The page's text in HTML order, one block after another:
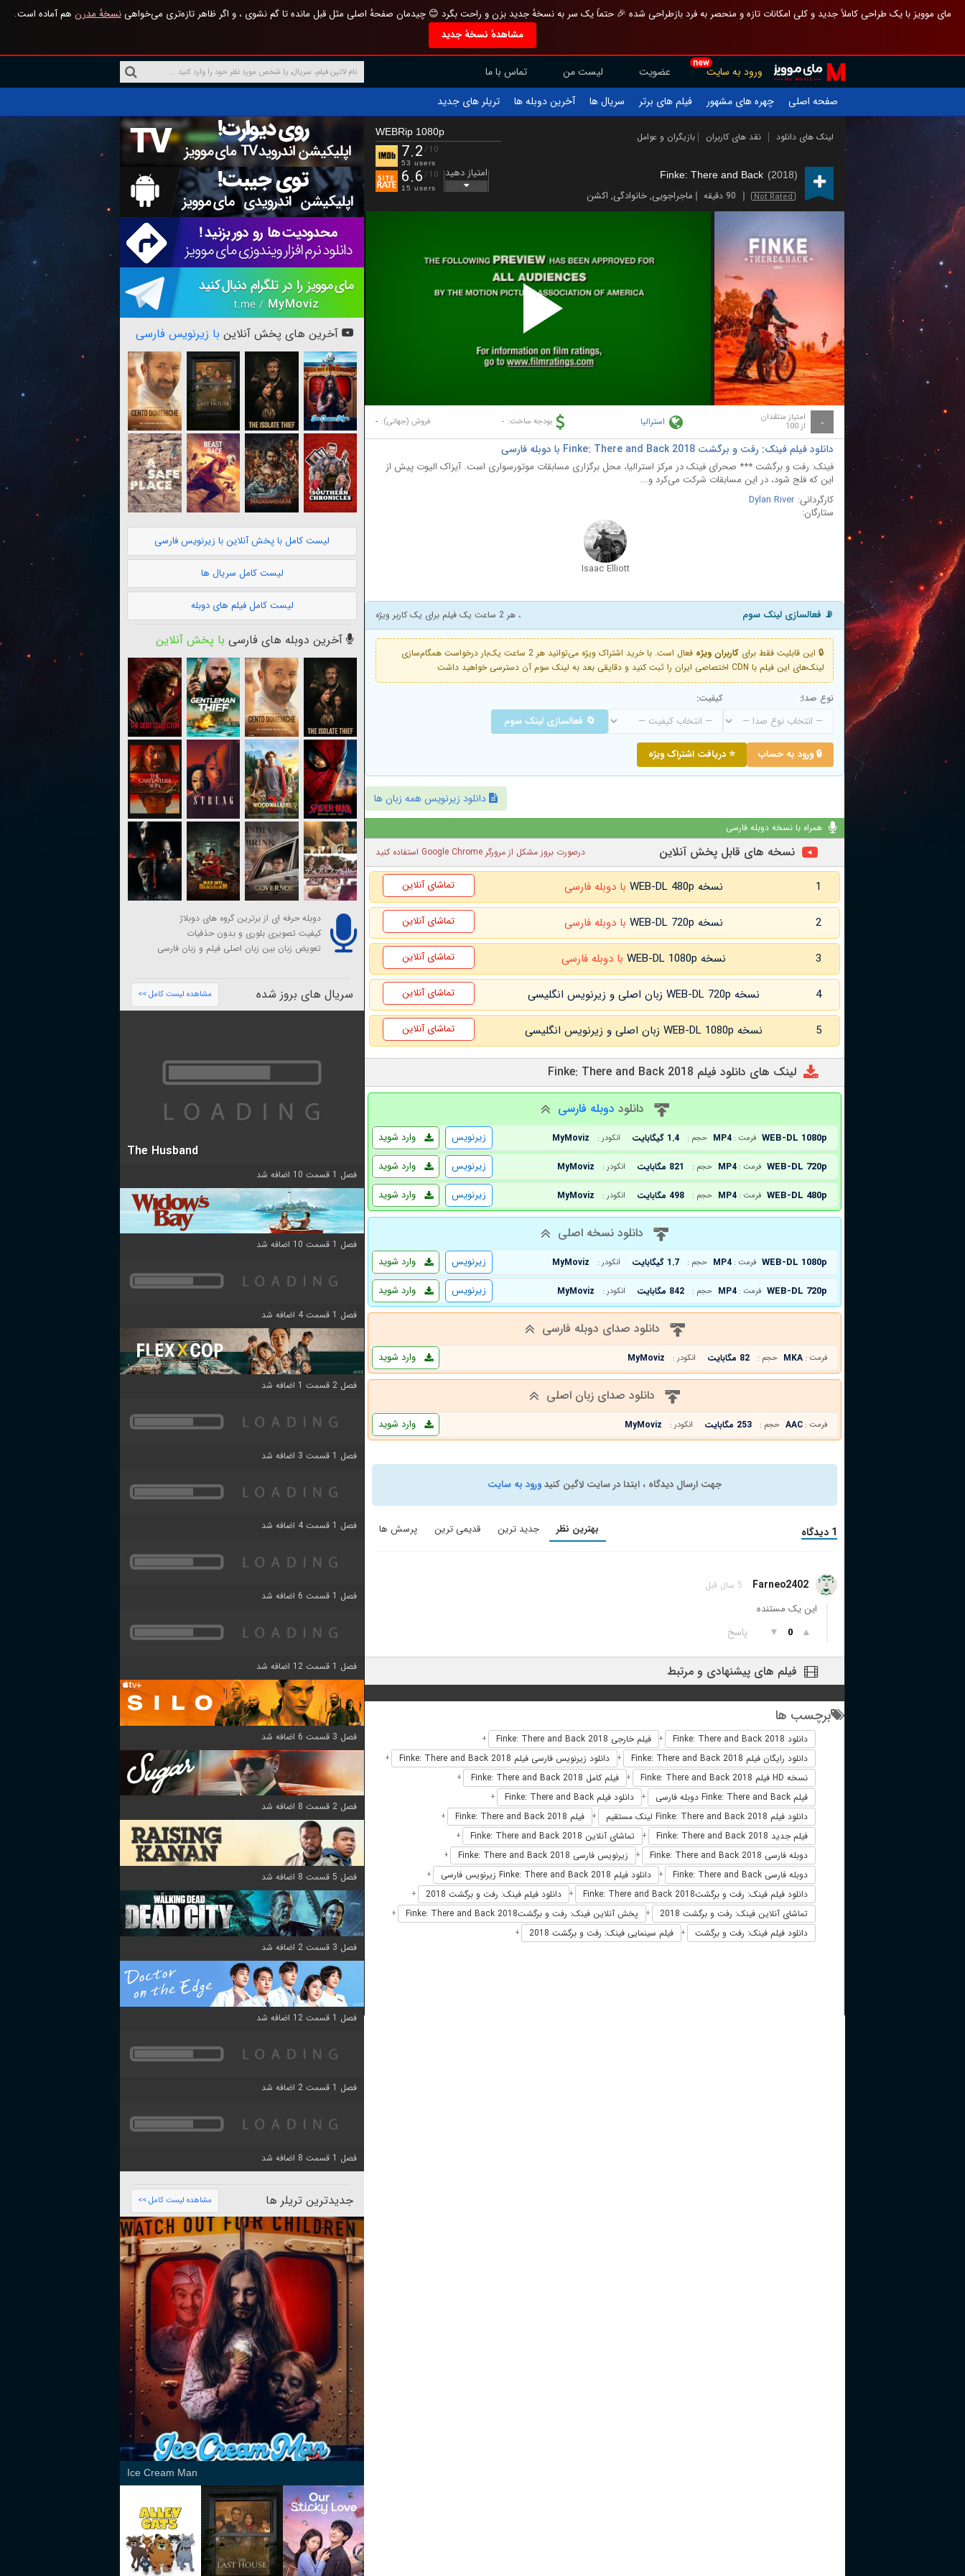
مای موویز با یک طراحی کاملاً جدید و کلی امکانات تازه و منحصر به فرد بازطراحی شده 🎉 حتماً یک سر به نسخهٔ جدید بزن و راحت بگرد 😊 چیدمان صفحهٔ اصلی مثل قبل مانده تا گم نشوی ، و اگر ظاهر تازه‌تری می‌خواهینسخهٔ مدرن هم آماده است.
مشاهدهٔ نسخهٔ جدید
new
ورود به سایت عضویت لیست من
تماس با ما
صفحه اصلی
چهره های مشهور فیلم های برتر سریال ها آخرین دوبله ها تریلر های جدید
لینک های دانلود نقد های کاربران بازیگران و عوامل
Finke: There and Back (2018)
Not Rated 90 دقیقه ماجراجویی,خانوادگی, اکشن
WEBRip 1080p
7.2 /10
53 users
6.6 /10
15 users
امتیاز دهید
Play
Video
- امتیاز منتقدان
از 100 استرالیا بودجه ساخت: - فروش (جهانی): -
دانلود فیلم فینک: رفت و برگشت Finke: There and Back 2018 با دوبله فارسی
فینک: رفت و برگشت *** صحرای فینک در مرکز استرالیا، محل برگزاری مسابقات موتورسواری است. آیزاک الیوت پیش از
این که فلج شود، در این مسابقات شرکت می‌کرد و...
کارگردانی: Dylan River
ستارگان:
Isaac Elliott
📡 فعالسازی لینک سوم ، هر 2 ساعت یک فیلم برای یک کاربر ویژه
🔒 این قابلیت فقط برای کاربران ویژه
فعال است. با خرید اشتراک ویژه می‌توانید هر 2 ساعت یک‌بار درخواست همگام‌سازی
لینک‌های این فیلم با CDN اختصاصی ایران را ثبت کنید و دقایقی بعد به لینک سوم آن دسترسی خواهید داشت
نوع صدا: کیفیت:
🔄 فعالسازی لینک سوم
🔒 ورود به حساب ⭐ دریافت اشتراک ویژه
دانلود زیرنویس همه زبان ها
همراه با نسخه دوبله فارسی
نسخه های قابل پخش آنلاین درصورت بروز مشکل از مرورگر Google Chrome استفاده کنید
1 نسخه WEB-DL 480p با دوبله فارسی تماشای آنلاین
2 نسخه WEB-DL 720p با دوبله فارسی تماشای آنلاین
3 نسخه WEB-DL 1080p با دوبله فارسی تماشای آنلاین
4 نسخه WEB-DL 720p زبان اصلی و زیرنویس انگلیسی تماشای آنلاین
5 نسخه WEB-DL 1080p زبان اصلی و زیرنویس انگلیسی تماشای آنلاین
لینک های دانلود فیلم Finke: There and Back 2018
دانلود دوبله فارسی
WEB-DL 1080p فرمت : MP4 حجم : 1.4 گیگابایت انکودر : MyMoviz وارد شوید
زیرنویس
WEB-DL 720p فرمت : MP4 حجم : 821 مگابایت انکودر : MyMoviz وارد شوید
زیرنویس
WEB-DL 480p فرمت : MP4 حجم : 498 مگابایت انکودر : MyMoviz وارد شوید زیرنویس
دانلود نسخه اصلی
WEB-DL 1080p فرمت : MP4 حجم : 1.7 گیگابایت انکودر : MyMoviz وارد شوید
زیرنویس
WEB-DL 720p فرمت : MP4 حجم : 842 مگابایت انکودر : MyMoviz وارد شوید زیرنویس
دانلود صدای دوبله فارسی
فرمت : MKA حجم : 82 مگابایت انکودر : MyMoviz وارد شوید
دانلود صدای زبان اصلی
فرمت : AAC حجم : 253 مگابایت انکودر : MyMoviz وارد شوید
جهت ارسال دیدگاه ، ابتدا در سایت لاگین کنیدورود به سایت
1 دیدگاه بهترین نظر جدید ترین قدیمی ترین پرسش ها
Farneo2402 5 سال قبل
این یک مستنده
▲
0
▼ پاسخ
فیلم های پیشنهادی و مرتبط
برچسب ها
دانلود Finke: There and Back 2018 + فیلم خارجی Finke: There and Back 2018 +
دانلود رایگان فیلم Finke: There and Back 2018 + دانلود زیرنویس فارسی فیلم Finke: There and Back 2018 +
نسخه HD فیلم Finke: There and Back 2018 + فیلم کامل Finke: There and Back 2018 +
فیلم Finke: There and Back دوبله فارسی + دانلود فیلم Finke: There and Back +
دانلود فیلم Finke: There and Back 2018 لینک مستقیم + فیلم Finke: There and Back 2018 +
فیلم جدید Finke: There and Back 2018 + تماشای آنلاین Finke: There and Back 2018 +
دوبله فارسی Finke: There and Back 2018 + زیرنویس فارسی Finke: There and Back 2018 +
دوبله فارسی Finke: There and Back + دانلود فیلم Finke: There and Back 2018 زیرنویس فارسی +
دانلود فیلم فینک: رفت و برگشتFinke: There and Back 2018 + دانلود فیلم فینک: رفت و برگشت 2018 +
تماشای آنلاین فینک: رفت و برگشت 2018 + پخش آنلاین فینک: رفت و برگشتFinke: There and Back 2018 +
دانلود فیلم فینک: رفت و برگشت + فیلم سینمایی فینک: رفت و برگشت 2018 +
آخرین های پخش آنلاین با زیرنویس فارسی
لیست کامل با پخش آنلاین با زیرنویس فارسی
لیست کامل سریال ها
لیست کامل فیلم های دوبله
آخرین دوبله های فارسی با پخش آنلاین
دوبله حرفه ای از برترین گروه های دوبلاژ
کیفیت تصویری بلوری و بدون حذفیات
تعویض زبان بین زبان اصلی فیلم و زبان فارسی
سریال های بروز شده مشاهده لیست کامل >>
The Husband
فصل 1 قسمت 10 اضافه شد
فصل 1 قسمت 10 اضافه شد
فصل 1 قسمت 4 اضافه شد
فصل 2 قسمت 1 اضافه شد
فصل 1 قسمت 3 اضافه شد
فصل 1 قسمت 4 اضافه شد
فصل 1 قسمت 6 اضافه شد
فصل 1 قسمت 12 اضافه شد
فصل 3 قسمت 6 اضافه شد
فصل 2 قسمت 8 اضافه شد
فصل 5 قسمت 8 اضافه شد
فصل 3 قسمت 2 اضافه شد
فصل 1 قسمت 12 اضافه شد
فصل 1 قسمت 2 اضافه شد
فصل 1 قسمت 8 اضافه شد
جدیدترین تریلر ها مشاهده لیست کامل >>
Ice Cream Man